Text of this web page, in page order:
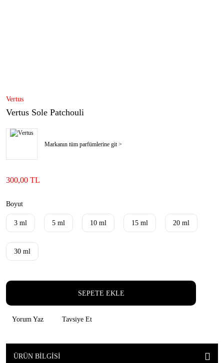
Vertus
Vertus Sole Patchouli
Markanın tüm parfümlerine git >
300,00 TL
Boyut
3 ml 5 ml 10 ml 15 ml 20 ml
30 ml
SEPETE EKLE
Yorum Yaz Tavsiye Et
ÜRÜN BILGISI